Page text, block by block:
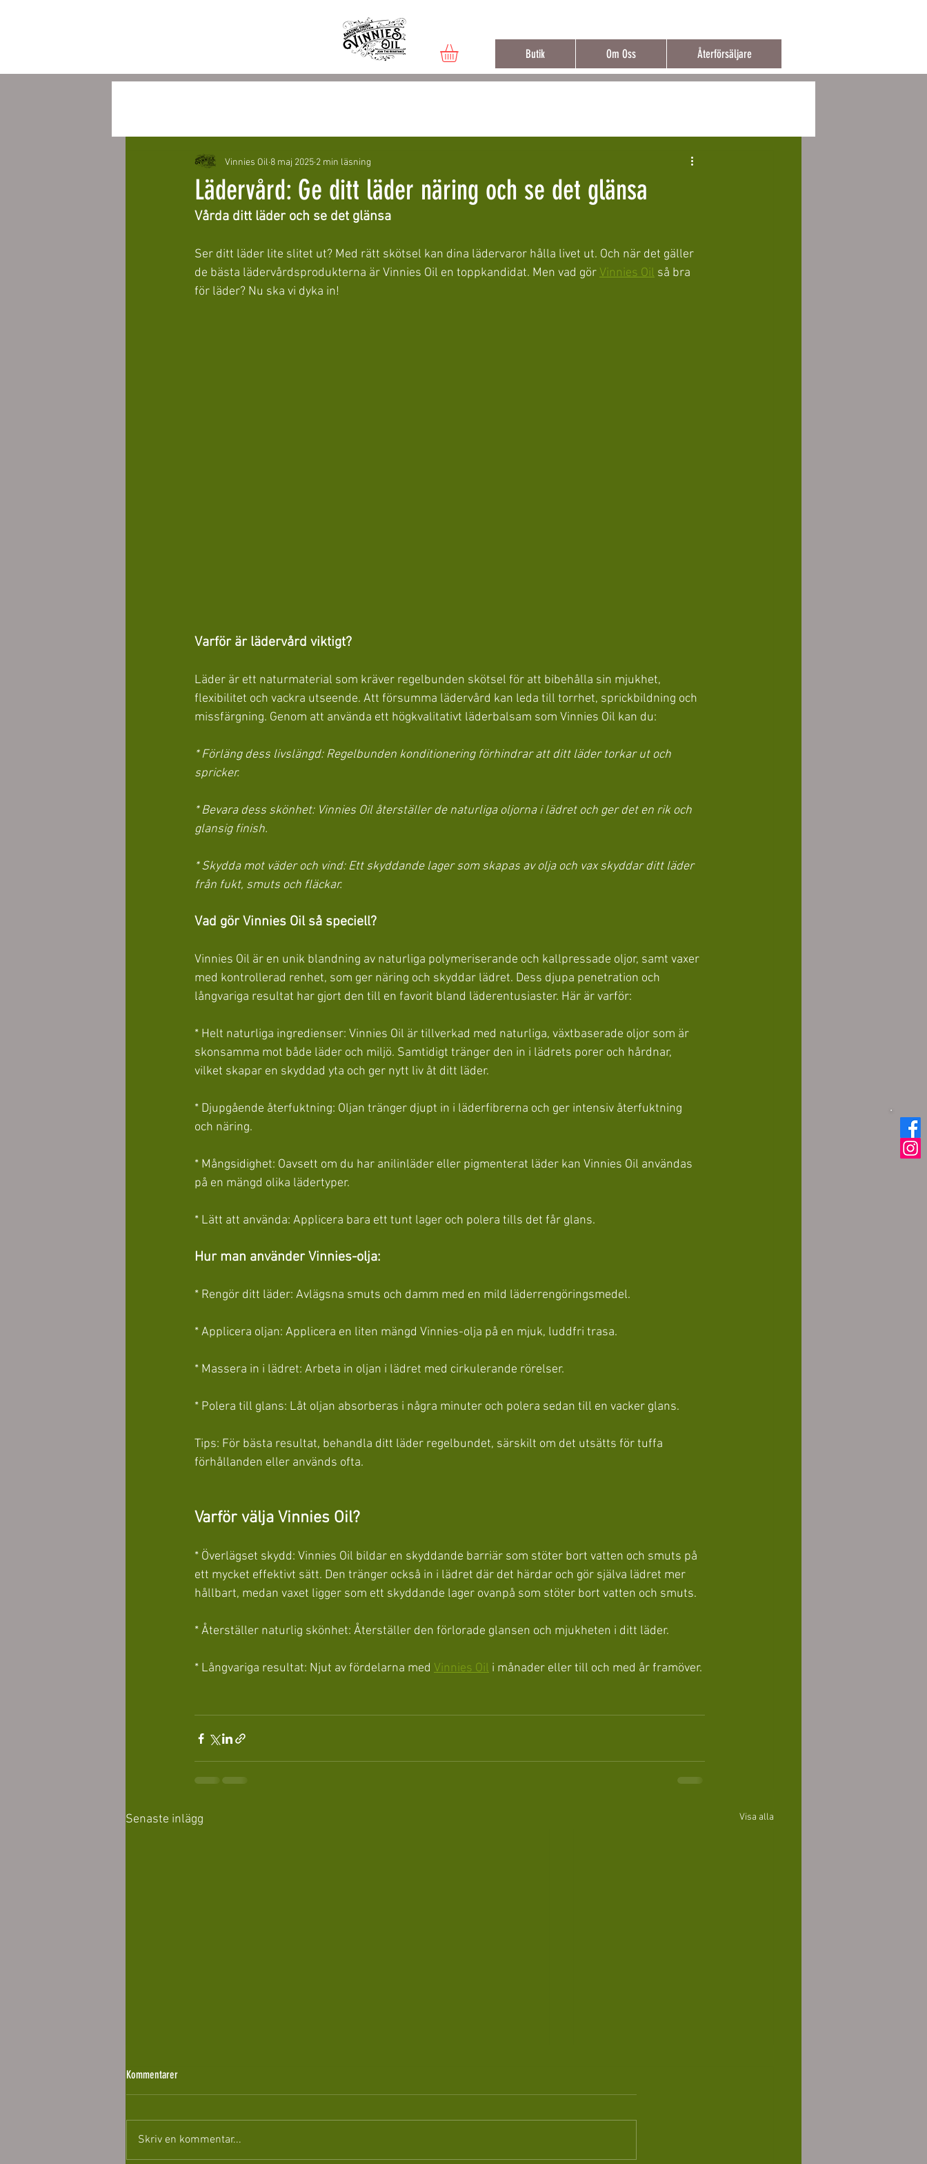
Butik Om Oss Återförsäljare
Lädervård: Ge ditt läder näring och se det glänsa
Vinnies Oil 8 maj 2025 2 min läsning
Vårda ditt läder och se det glänsa
Ser ditt läder lite slitet ut? Med rätt skötsel kan dina lädervaror hålla livet ut. Och när det gäller
de bästa lädervårdsprodukterna är Vinnies Oil en toppkandidat. Men vad gör Vinnies Oil så bra
för läder? Nu ska vi dyka in!
Varför är lädervård viktigt?
Läder är ett naturmaterial som kräver regelbunden skötsel för att bibehålla sin mjukhet,
flexibilitet och vackra utseende. Att försumma lädervård kan leda till torrhet, sprickbildning och
missfärgning. Genom att använda ett högkvalitativt läderbalsam som Vinnies Oil kan du:
* Förläng dess livslängd: Regelbunden konditionering förhindrar att ditt läder torkar ut och
spricker.
* Bevara dess skönhet: Vinnies Oil återställer de naturliga oljorna i lädret och ger det en rik och
glansig finish.
* Skydda mot väder och vind: Ett skyddande lager som skapas av olja och vax skyddar ditt läder
från fukt, smuts och fläckar.
Vad gör Vinnies Oil så speciell?
Vinnies Oil är en unik blandning av naturliga polymeriserande och kallpressade oljor, samt vaxer
med kontrollerad renhet, som ger näring och skyddar lädret. Dess djupa penetration och
långvariga resultat har gjort den till en favorit bland läderentusiaster. Här är varför:
* Helt naturliga ingredienser: Vinnies Oil är tillverkad med naturliga, växtbaserade oljor som är
skonsamma mot både läder och miljö. Samtidigt tränger den in i lädrets porer och hårdnar,
vilket skapar en skyddad yta och ger nytt liv åt ditt läder.
* Djupgående återfuktning: Oljan tränger djupt in i läderfibrerna och ger intensiv återfuktning
och näring.
* Mångsidighet: Oavsett om du har anilinläder eller pigmenterat läder kan Vinnies Oil användas
på en mängd olika lädertyper.
* Lätt att använda: Applicera bara ett tunt lager och polera tills det får glans.
Hur man använder Vinnies-olja:
* Rengör ditt läder: Avlägsna smuts och damm med en mild läderrengöringsmedel.
* Applicera oljan: Applicera en liten mängd Vinnies-olja på en mjuk, luddfri trasa.
* Massera in i lädret: Arbeta in oljan i lädret med cirkulerande rörelser.
* Polera till glans: Låt oljan absorberas i några minuter och polera sedan till en vacker glans.
Tips: För bästa resultat, behandla ditt läder regelbundet, särskilt om det utsätts för tuffa
förhållanden eller används ofta.
Varför välja Vinnies Oil?
* Överlägset skydd: Vinnies Oil bildar en skyddande barriär som stöter bort vatten och smuts på
ett mycket effektivt sätt. Den tränger också in i lädret där det härdar och gör själva lädret mer
hållbart, medan vaxet ligger som ett skyddande lager ovanpå som stöter bort vatten och smuts.
* Återställer naturlig skönhet: Återställer den förlorade glansen och mjukheten i ditt läder.
* Långvariga resultat: Njut av fördelarna med Vinnies Oil i månader eller till och med år framöver.
Senaste inlägg Visa alla
Kommentarer
Skriv en kommentar...